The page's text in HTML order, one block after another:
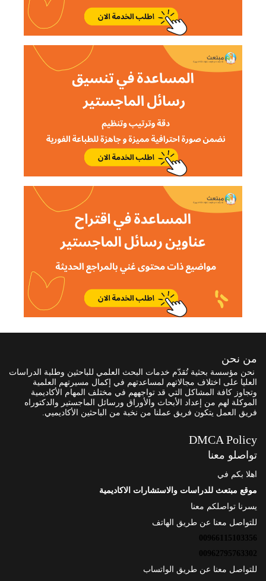
من نحن
نحن مؤسسة بحثية تُقدّم خدمات البحث العلمي للباحثين وطلبة الدراسات
العليا على اختلاف مجالاتهم لمساعدتهم في إكمال مسيرتهم العلمية
وتجاوز كافة المشاكل التي قد تواجههم في مختلف المهام الأكاديمية
الموكلة لهم من إعداد الأبحاث والأوراق ورسائل الماجستير والدكتوراه
فريق العمل يتكون فريق عملنا من نخبة من الباحثين الأكاديميي.
DMCA Policy
تواصلو معنا
اهلا بكم في
موقع مبتعث للدراسات والاستشارات الاكاديمية
يسرنا تواصلكم معنا
للتواصل معنا عن طريق الهاتف
00966115103356
00962795763302
للتواصل معنا عن طريق الواتساب